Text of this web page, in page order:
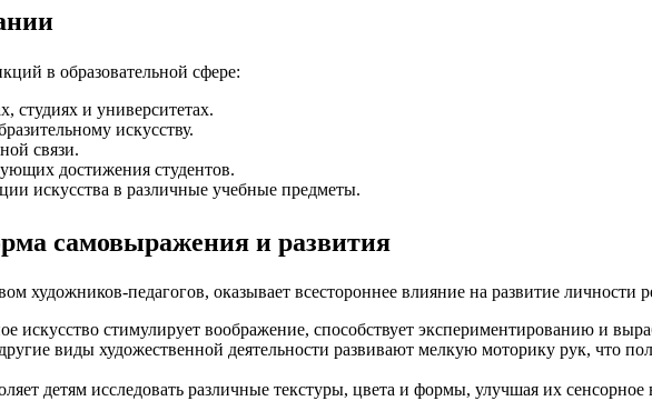
в образовательной сфере:
студиях и университетах.
искусству.
связи.
достижения студентов.
искусства в различные учебные предметы.
самовыражения и развития
художников-педагогов, оказывает всестороннее влияние на развитие личности
искусство стимулирует воображение, способствует экспериментированию и
виды художественной деятельности развивают мелкую моторику рук, что
детям исследовать различные текстуры, цвета и формы, улучшая их сенсорное